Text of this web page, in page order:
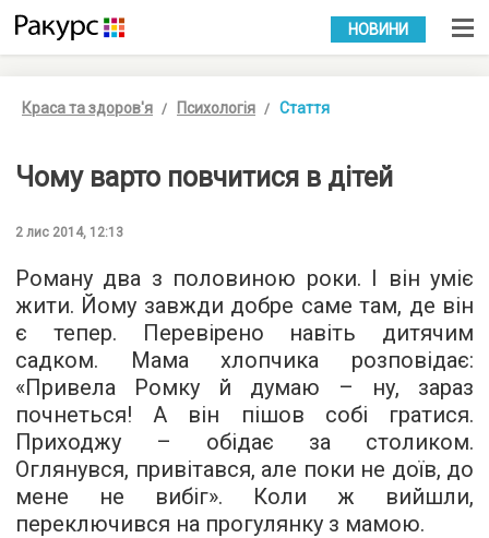
УКР РУС
НОВИНИ
Краса та здоров'я Психологія Стаття
Чому варто повчитися в дітей
2 лис 2014, 12:13
Роману два з половиною роки. І він уміє
жити. Йому завжди добре саме там, де він
є тепер. Перевірено навіть дитячим
садком. Мама хлопчика розповідає:
«Привела Ромку й думаю – ну, зараз
почнеться! А він пішов собі гратися.
Приходжу – обідає за столиком.
Оглянувся, привітався, але поки не доїв, до
мене не вибіг». Коли ж вийшли,
переключився на прогулянку з мамою.